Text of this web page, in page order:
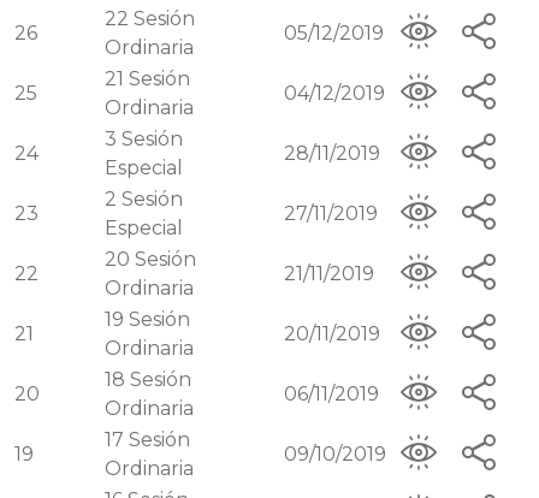
26
22 Sesión
Ordinaria
05/12/2019
25
21 Sesión
Ordinaria
04/12/2019
24
3 Sesión
Especial
28/11/2019
23
2 Sesión
Especial
27/11/2019
22
20 Sesión
Ordinaria
21/11/2019
21
19 Sesión
Ordinaria
20/11/2019
20
18 Sesión
Ordinaria
06/11/2019
19
17 Sesión
Ordinaria
09/10/2019